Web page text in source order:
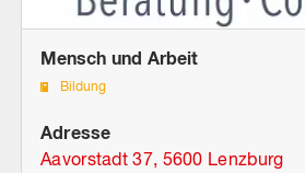
Mensch und Arbeit
Bildung
Adresse
Aavorstadt 37, 5600 Lenzburg